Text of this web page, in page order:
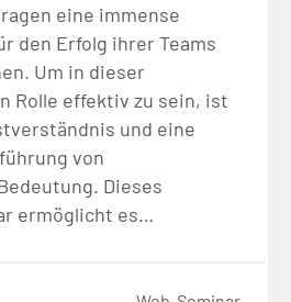
eine immense
den Erfolg ihrer Teams
Um in dieser
Rolle effektiv zu sein, ist
und eine
von
Dieses
ermöglicht es…